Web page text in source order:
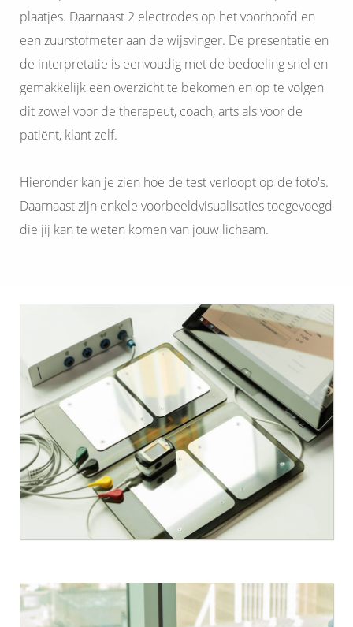
plaatjes. Daarnaast 2 electrodes op het voorhoofd en
een zuurstofmeter aan de wijsvinger. De presentatie en
de interpretatie is eenvoudig met de bedoeling snel en
gemakkelijk een overzicht te bekomen en op te volgen
dit zowel voor de therapeut, coach, arts als voor de
patiënt, klant zelf.
Hieronder kan je zien hoe de test verloopt op de foto's.
Daarnaast zijn enkele voorbeeldvisualisaties toegevoegd
die jij kan te weten komen van jouw lichaam.